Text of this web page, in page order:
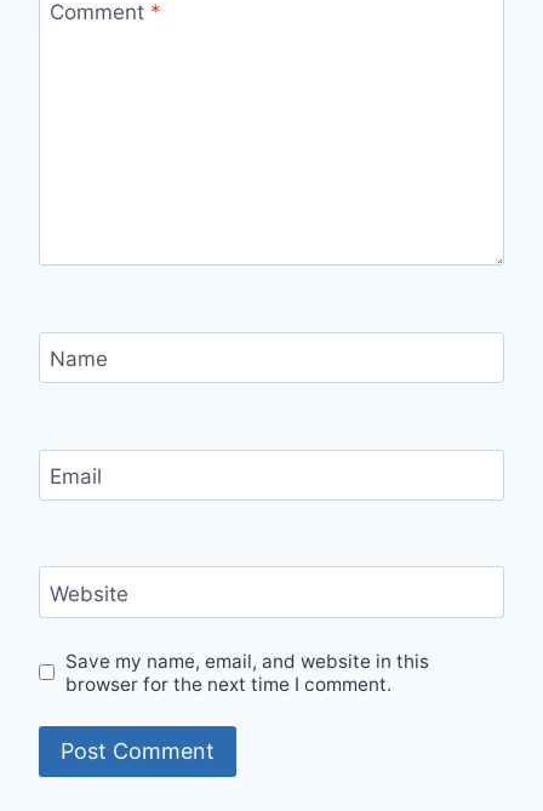
Stars
Stars
Star
Comment *
Name
Email
Website
Save my name, email, and website in this
browser for the next time I comment.